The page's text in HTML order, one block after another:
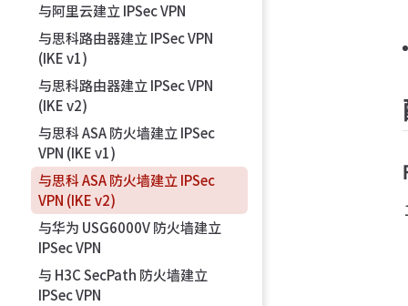
与阿里云建立 IPSec VPN
与思科路由器建立 IPSec VPN
(IKE v1)
与思科路由器建立 IPSec VPN
(IKE v2)
与思科 ASA 防火墙建立 IPSec
VPN (IKE v1)
与思科 ASA 防火墙建立 IPSec
VPN (IKE v2)
与华为 USG6000V 防火墙建立
IPSec VPN
与 H3C SecPath 防火墙建立
IPSec VPN